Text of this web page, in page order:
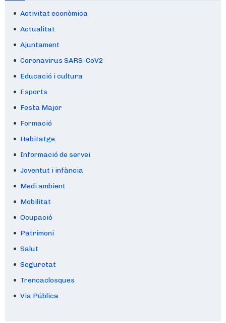
Activitat econòmica
Actualitat
Ajuntament
Coronavirus SARS-CoV2
Educació i cultura
Esports
Festa Major
Formació
Habitatge
Informació de servei
Joventut i infància
Medi ambient
Mobilitat
Ocupació
Patrimoni
Salut
Seguretat
Trencaclosques
Via Pública